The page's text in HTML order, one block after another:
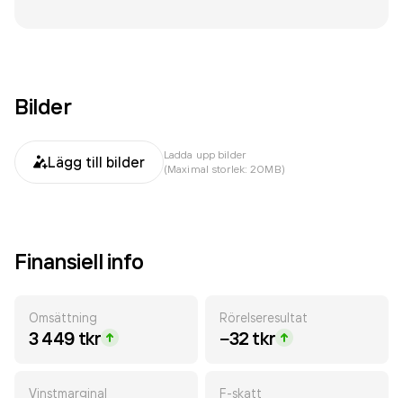
Bilder
Lägg till bilder
Ladda upp bilder
(Maximal storlek: 20MB)
Finansiell info
Omsättning
3 449 tkr
Rörelseresultat
−32 tkr
Vinstmarginal F-skatt